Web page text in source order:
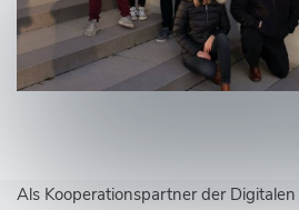
Als Kooperationspartner der